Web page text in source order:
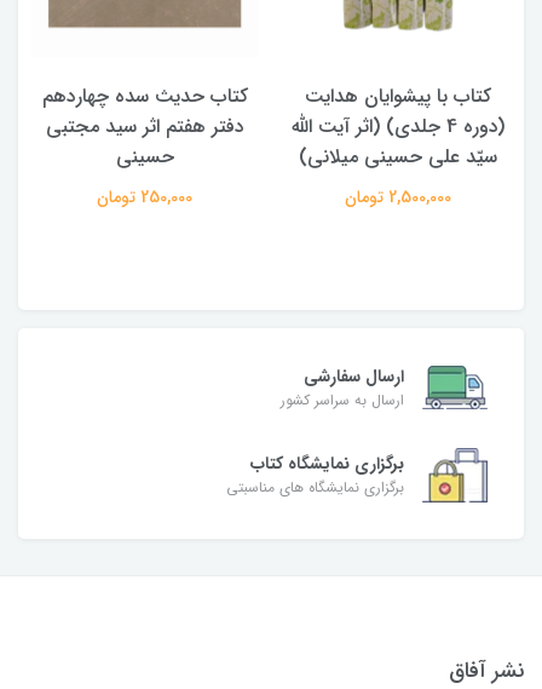
کتاب حدیث سده چهاردهم
دفتر هفتم اثر سید مجتبی
حسینی
250,000 تومان
کتاب آفاق الولایه فی فقه
الامامه (2 جلدی)
950,000 تومان
ارسال سفارشی
ارسال به سراسر کشور
برگزاری نمایشگاه کتاب
برگزاری نمایشگاه های مناسبتی
نشر آفاق